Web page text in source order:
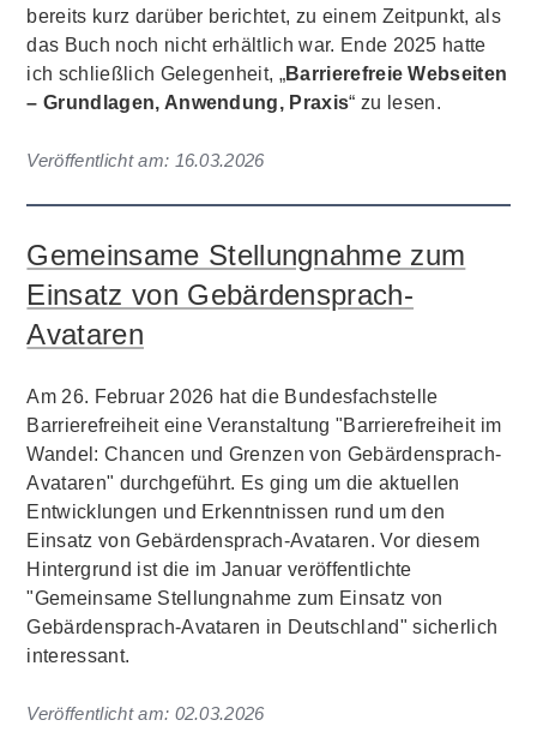
bereits kurz darüber berichtet, zu einem Zeitpunkt, als
das Buch noch nicht erhältlich war. Ende 2025 hatte
ich schließlich Gelegenheit, „Barrierefreie Webseiten
– Grundlagen, Anwendung, Praxis“ zu lesen.
Veröffentlicht am: 16.03.2026
Gemeinsame Stellungnahme zum
Einsatz von Gebärdensprach-
Avataren
Am 26. Februar 2026 hat die Bundesfachstelle
Barrierefreiheit eine Veranstaltung "Barrierefreiheit im
Wandel: Chancen und Grenzen von Gebärdensprach-
Avataren" durchgeführt. Es ging um die aktuellen
Entwicklungen und Erkenntnissen rund um den
Einsatz von Gebärdensprach-Avataren. Vor diesem
Hintergrund ist die im Januar veröffentlichte
"Gemeinsame Stellungnahme zum Einsatz von
Gebärdensprach-Avataren in Deutschland" sicherlich
interessant.
Veröffentlicht am: 02.03.2026